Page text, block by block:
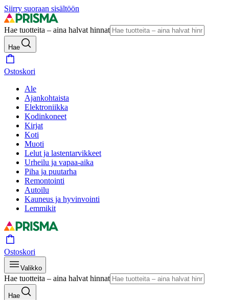
Siirry suoraan sisältöön
Hae tuotteita – aina halvat hinnat
Hae
Ostoskori
Ale
Ajankohtaista
Elektroniikka
Kodinkoneet
Kirjat
Koti
Muoti
Lelut ja lastentarvikkeet
Urheilu ja vapaa-aika
Piha ja puutarha
Remontointi
Autoilu
Kauneus ja hyvinvointi
Lemmikit
Ostoskori
Valikko
Hae tuotteita – aina halvat hinnat
Hae